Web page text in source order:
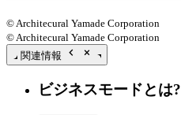
© Architecural Yamade Corporation
© Architecural Yamade Corporation
関連情報
chevron_left close_small
ビジネスモードとは?